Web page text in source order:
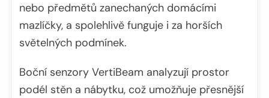
nebo předmětů zanechaných domácími
mazlíčky, a spolehlivě funguje i za horších
světelných podmínek.
Boční senzory VertiBeam analyzují prostor
podél stěn a nábytku, což umožňuje přesnější